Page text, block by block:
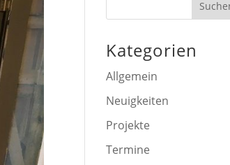
Kategorien
Allgemein
Neuigkeiten
Projekte
Termine